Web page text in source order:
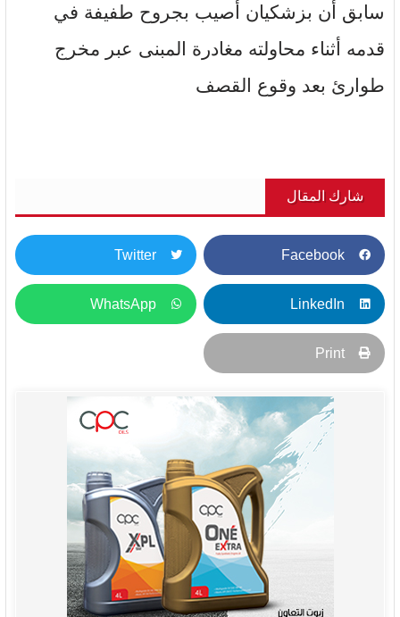
سابق أن بزشكيان أصيب بجروح طفيفة في
قدمه أثناء محاولته مغادرة المبنى عبر مخرج
طوارئ بعد وقوع القصف
شارك المقال
Facebook
Twitter
LinkedIn
WhatsApp
Print